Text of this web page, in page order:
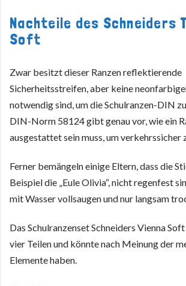
Nachteile des Schneiders
Soft
Zwar besitzt dieser Ranzen reflektierende
Sicherheitsstreifen, aber keine
notwendig sind, um die Schulranzen-DIN
DIN-Norm 58124 gibt genau vor, wie ein
ausgestattet sein muss, um verkehrssicher
Ferner bemängeln einige Eltern, dass die
Beispiel die „Eule Olivia“, nicht regenfest
mit Wasser vollsaugen und nur langsam
Das Schulranzenset Schneiders Vienna
vier Teilen und könnte nach Meinung der
Elemente haben.